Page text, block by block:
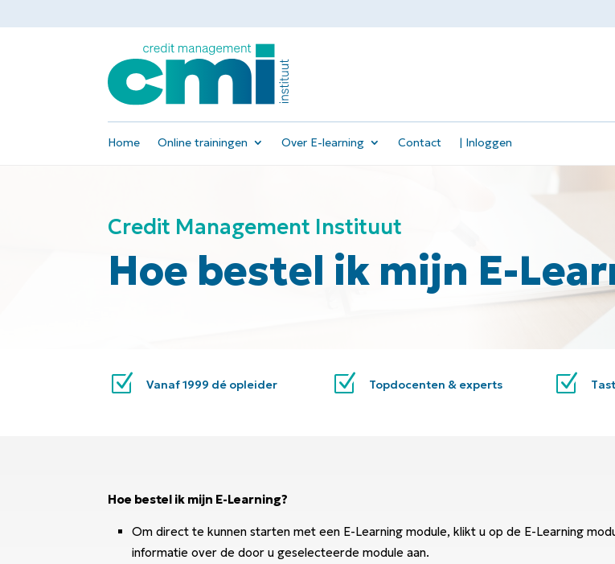
Home Online trainingen Over E-learning Contact | Inloggen
Credit Management Instituut
Hoe bestel ik mijn E-
Z Vanaf 1999 dé opleider Z Topdocenten & experts Z
Hoe bestel ik mijn E-Learning?
Om direct te kunnen starten met een E-Learning module, klikt u op de E-Learning
informatie over de door u geselecteerde module aan.